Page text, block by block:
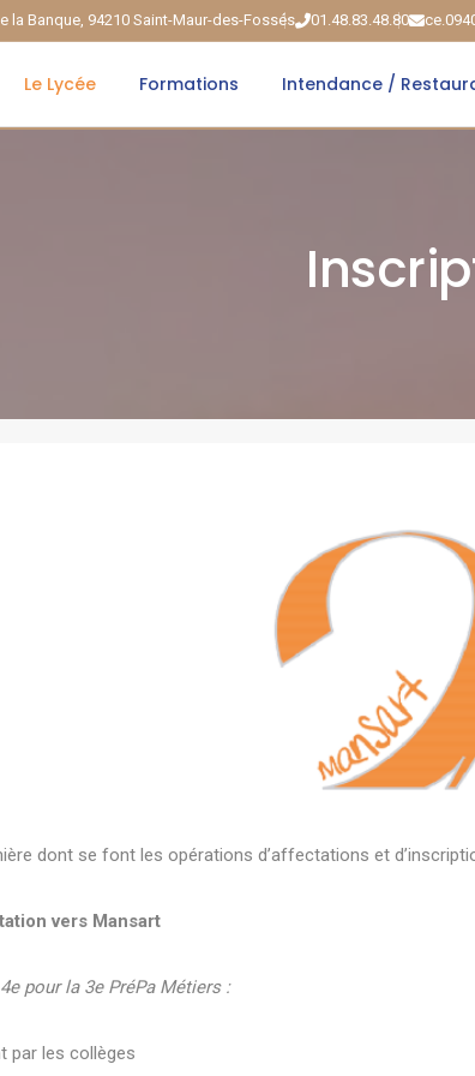
la Banque, 94210 Saint-Maur-des-Fossés 01.48.83.48.80
Le Lycée Formations Intendance /
dont se font les opérations d’affectations et
vers Mansart
pour la 3e PréPa Métiers :
par les collèges